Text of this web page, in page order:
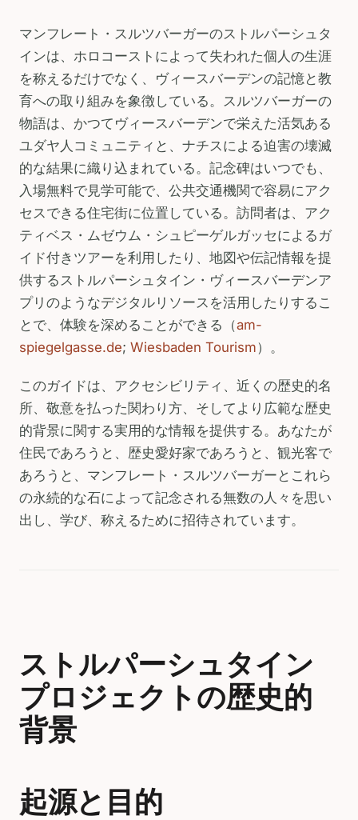
マンフレート・スルツバーガーのストルパーシュタ
インは、ホロコーストによって失われた個人の生涯
を称えるだけでなく、ヴィースバーデンの記憶と教
育への取り組みを象徴している。スルツバーガーの
物語は、かつてヴィースバーデンで栄えた活気ある
ユダヤ人コミュニティと、ナチスによる迫害の壊滅
的な結果に織り込まれている。記念碑はいつでも、
入場無料で見学可能で、公共交通機関で容易にアク
セスできる住宅街に位置している。訪問者は、アク
ティベス・ムゼウム・シュピーゲルガッセによるガ
イド付きツアーを利用したり、地図や伝記情報を提
供するストルパーシュタイン・ヴィースバーデンア
プリのようなデジタルリソースを活用したりするこ
とで、体験を深めることができる（am-
spiegelgasse.de; Wiesbaden Tourism）。
このガイドは、アクセシビリティ、近くの歴史的名
所、敬意を払った関わり方、そしてより広範な歴史
的背景に関する実用的な情報を提供する。あなたが
住民であろうと、歴史愛好家であろうと、観光客で
あろうと、マンフレート・スルツバーガーとこれら
の永続的な石によって記念される無数の人々を思い
出し、学び、称えるために招待されています。
ストルパーシュタイン
プロジェクトの歴史的
背景
起源と目的